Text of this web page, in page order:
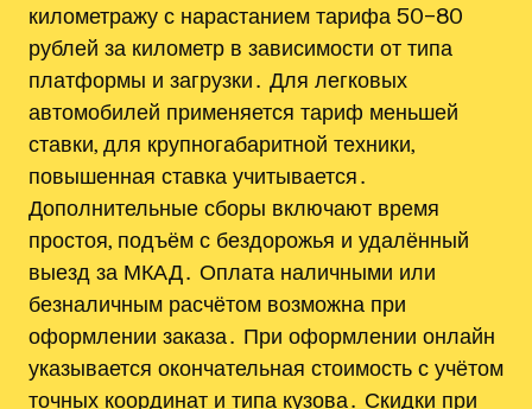
километражу с нарастанием тарифа 50–80
рублей за километр в зависимости от типа
платформы и загрузки․ Для легковых
автомобилей применяется тариф меньшей
ставки, для крупногабаритной техники,
повышенная ставка учитывается․
Дополнительные сборы включают время
простоя, подъём с бездорожья и удалённый
выезд за МКАД․ Оплата наличными или
безналичным расчётом возможна при
оформлении заказа․ При оформлении онлайн
указывается окончательная стоимость с учётом
точных координат и типа кузова․ Скидки при